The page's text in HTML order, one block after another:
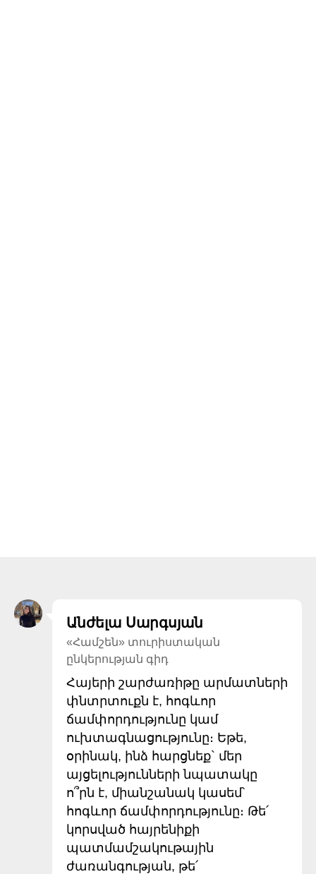
Անժելա Սարգսյան
«Համշեն» տուրիստական
ընկերության գիդ
Հայերի շարժառիթը արմատների
փնտրտուքն է, հոգևոր
ճամփորդությունը կամ
ուխտագնացությունը։ Եթե,
օրինակ, ինձ հարցնեք` մեր
այցելությունների նպատակը
ո՞րն է, միանշանակ կասեմ՝
հոգևոր ճամփորդությունը։ Թե՛
կորսված հայրենիքի
պատմամշակութային
ժառանգության, թե՛